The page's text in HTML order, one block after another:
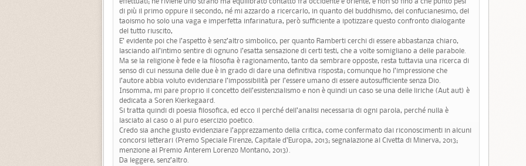
di più il primo oppure il secondo, né mi azzardo a ricercarlo, in quanto del buddhismo, del confucianesimo, del
taoismo ho solo una vaga e imperfetta infarinatura, però sufficiente a ipotizzare questo confronto dialogante
del tutto riuscito,
E’ evidente poi che l’aspetto è senz’altro simbolico, per quanto Ramberti cerchi di essere abbastanza chiaro,
lasciando all’intimo sentire di ognuno l’esatta sensazione di certi testi, che a volte somigliano a delle parabole.
Ma se la religione è fede e la filosofia è ragionamento, tanto da sembrare opposte, resta tuttavia una ricerca di
senso di cui nessuna delle due è in grado di dare una definitiva risposta; comunque ho l’impressione che
l’autore abbia voluto evidenziare l’impossibilità per l’essere umano di essere autosufficiente senza Dio.
Insomma, mi pare proprio il concetto dell’esistenzialismo e non è quindi un caso se una delle liriche (Aut aut) è
dedicata a Soren Kierkegaard.
Si tratta quindi di poesia filosofica, ed ecco il perché dell’analisi necessaria di ogni parola, perché nulla è
lasciato al caso o al puro esercizio poetico.
Credo sia anche giusto evidenziare l’apprezzamento della critica, come confermato dai riconoscimenti in alcuni
concorsi letterari (Premo Speciale Firenze, Capitale d’Europa, 2013; segnalazione al Civetta di Minerva, 2013;
menzione al Premio Anterem Lorenzo Montano, 2013).
Da leggere, senz’altro.